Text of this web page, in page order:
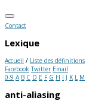
Contact
Lexique
Accueil / Liste des définitions
Facebook Twitter Email
0-9 A B C D E F G H I J K L M
anti-aliasing